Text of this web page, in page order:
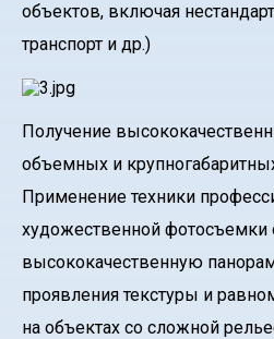
объектов, включая
транспорт и др.)
Получение
объемных и
Применение техники
художественной фотосъемки
высококачественную
проявления текстуры и
на объектах со сложной